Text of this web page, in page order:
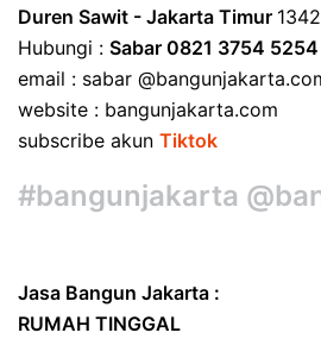
Duren Sawit - Jakarta Timur
Hubungi : Sabar 0821 3754 5254
email : sabar
website : bangunjakarta.com
subscribe akun Tiktok
#bangunjakarta
Jasa Bangun Jakarta :
RUMAH TINGGAL